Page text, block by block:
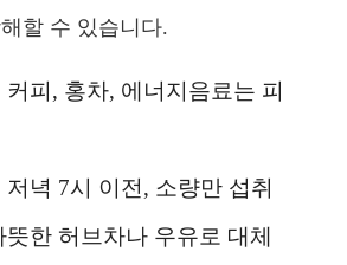
할 수 있습니다.
피, 홍차, 에너지음료는 피
녁 7시 이전, 소량만 섭취
한 허브차나 우유로 대체